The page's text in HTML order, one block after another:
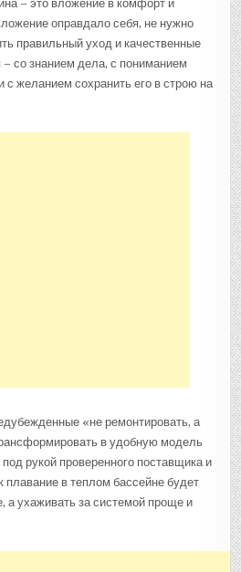
– это вложение в комфорт и
оправдало себя, не нужно
правильный уход и качественные
со знанием дела, с пониманием
с желанием сохранить его в строю на
«не ремонтировать, а
в удобную модель
рукой проверенного поставщика и
плавание в теплом бассейне будет
а ухаживать за системой проще и